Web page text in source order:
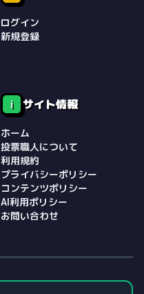
ログイン
新規登録
ℹ️ サイト情報
ホーム
投票職人について
利用規約
プライバシーポリシー
コンテンツポリシー
AI利用ポリシー
お問い合わせ